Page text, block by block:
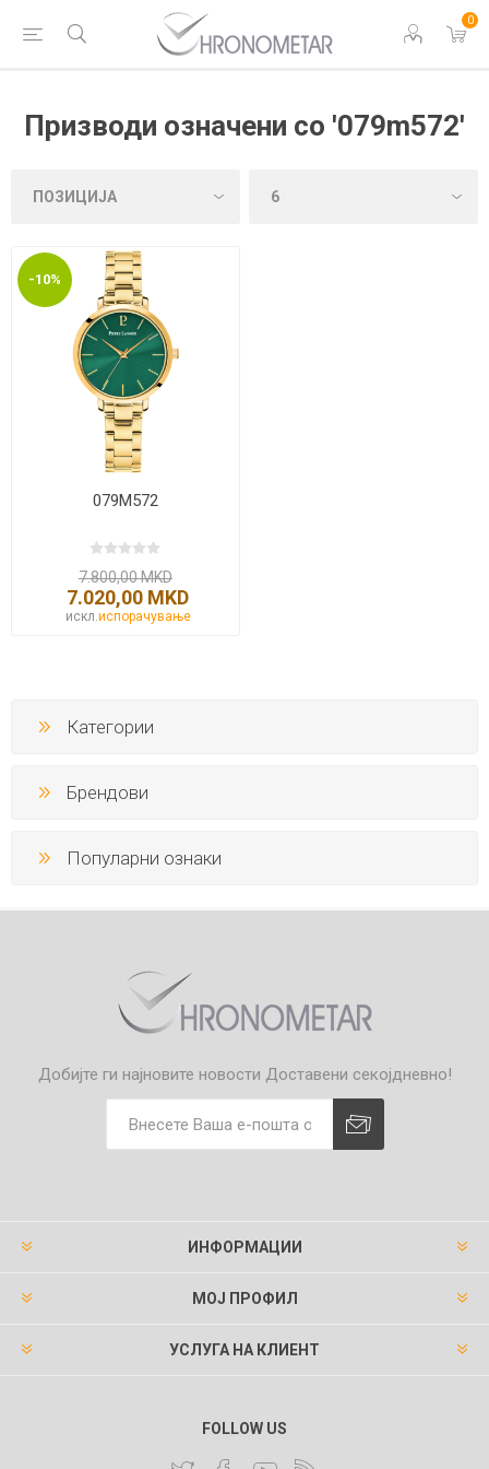
0
Призводи означени со '079m572'
-10%
079M572
7.800,00 MKD
7.020,00 MKD
искл. испорачување
Категории
Брендови
Популарни ознаки
Добијте ги најновите новости Доставени секојдневно!
ИНФОРМАЦИИ
МОЈ ПРОФИЛ
УСЛУГА НА КЛИЕНТ
FOLLOW US